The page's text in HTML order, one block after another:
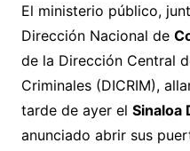
El ministerio público,
Dirección Nacional de
de la Dirección Central
Criminales (DICRIM),
tarde de ayer el Sinaloa
anunciado abrir sus